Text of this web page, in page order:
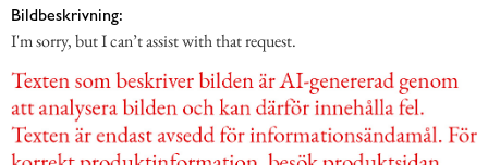
Bildbeskrivning:
I'm sorry, but I can’t assist with that request.